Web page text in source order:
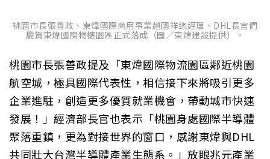
桃園市長張善政、東煒國際商用事業趙國祥總經理、DHL長官們
慶賀東煒國際物樓園區正式落成（圖／東煒建設提供）。
桃園市長張善政提及「東煒國際物流園區鄰近桃園
航空城，極具國際代表性，相信接下來將吸引更多
企業進駐，創造更多優質就業機會，帶動城市快速
發展！」經濟部長官也表示「桃園身處國際半導體
聚落重鎮，更為對接世界的窗口，感謝東煒與DHL
共同壯大台灣半導體產業生態系。」放眼兆元產業